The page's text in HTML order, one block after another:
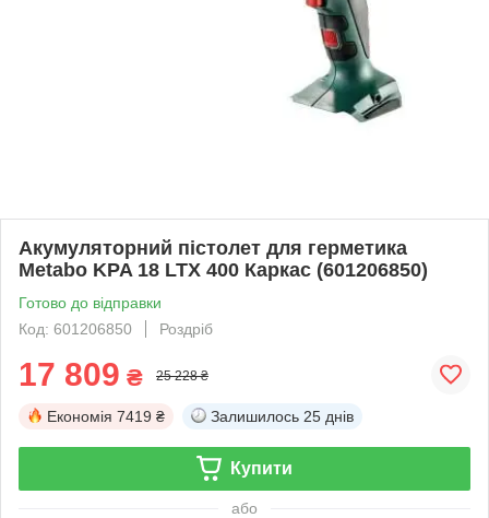
Акумуляторний пістолет для герметика
Metabo KPA 18 LTX 400 Каркас (601206850)
Готово до відправки
Код: 601206850
Роздріб
17 809 ₴ 25 228 ₴
Економія 7419 ₴ Залишилось 25 днів
Купити
або